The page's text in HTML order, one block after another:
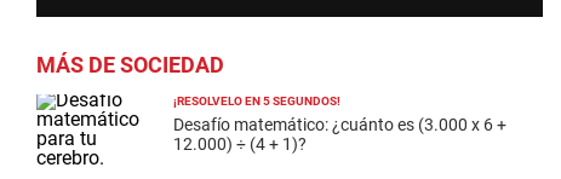
MÁS DE SOCIEDAD
¡RESOLVELO EN 5 SEGUNDOS!
Desafío matemático: ¿cuánto es (3.000 x 6 +
12.000) ÷ (4 + 1)?